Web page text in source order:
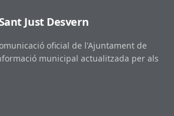
Just Desvern
oficial de l'Ajuntament de
municipal actualitzada per als